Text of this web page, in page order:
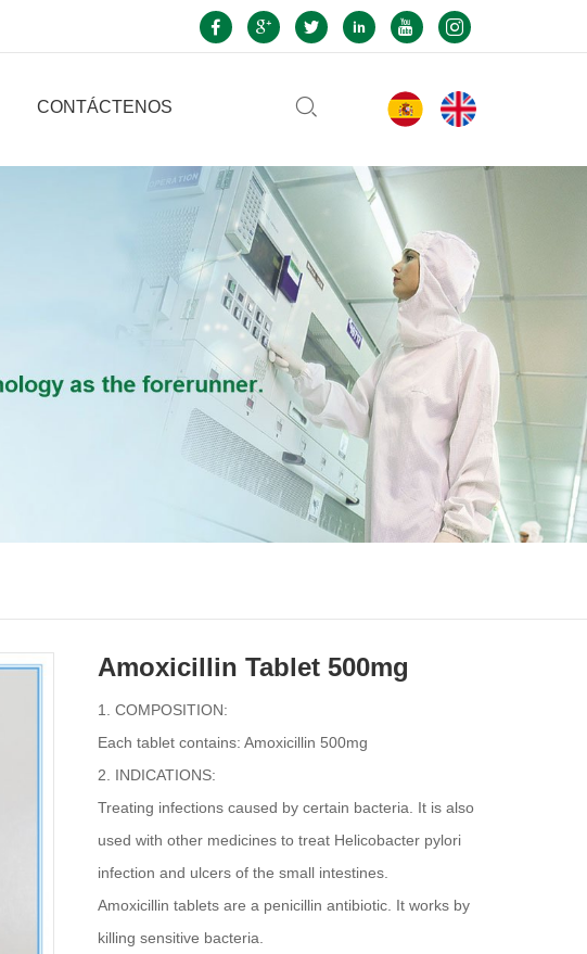
CONTÁCTENOS
Amoxicillin Tablet 500mg
1. COMPOSITION:
Each tablet contains: Amoxicillin 500mg
2. INDICATIONS:
Treating infections caused by certain bacteria. It is also
used with other medicines to treat Helicobacter pylori
infection and ulcers of the small intestines.
Amoxicillin tablets are a penicillin antibiotic. It works by
killing sensitive bacteria.